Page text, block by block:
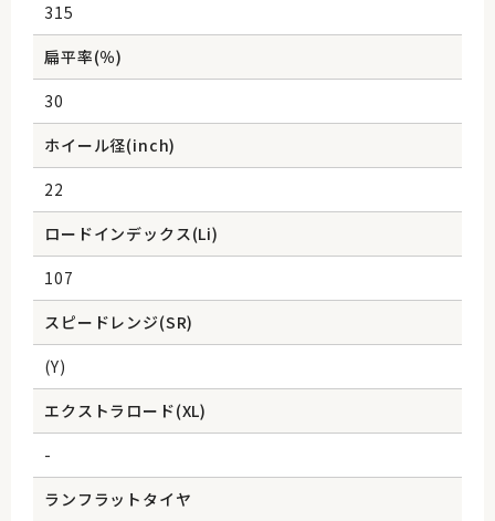
315
扁平率(％)
30
ホイール径(inch)
22
ロードインデックス(Li)
107
スピードレンジ(SR)
(Y)
エクストラロード(XL)
-
ランフラットタイヤ